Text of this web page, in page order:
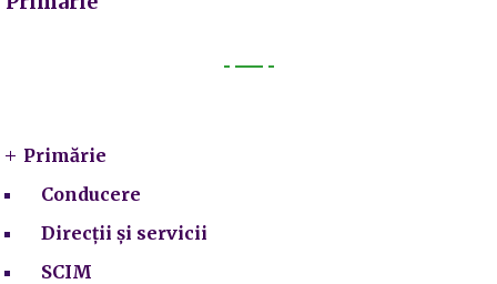
Primărie
Conducere
Direcții și servicii
SCIM